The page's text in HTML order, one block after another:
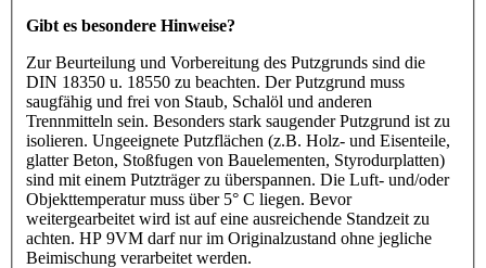
Gibt es besondere Hinweise?
Zur Beurteilung und Vorbereitung des Putzgrunds sind die
DIN 18350 u. 18550 zu beachten. Der Putzgrund muss
saugfähig und frei von Staub, Schalöl und anderen
Trennmitteln sein. Besonders stark saugender Putzgrund ist zu
isolieren. Ungeeignete Putzflächen (z.B. Holz- und Eisenteile,
glatter Beton, Stoßfugen von Bauelementen, Styrodurplatten)
sind mit einem Putzträger zu überspannen. Die Luft- und/oder
Objekttemperatur muss über 5° C liegen. Bevor
weitergearbeitet wird ist auf eine ausreichende Standzeit zu
achten. HP 9VM darf nur im Originalzustand ohne jegliche
Beimischung verarbeitet werden.